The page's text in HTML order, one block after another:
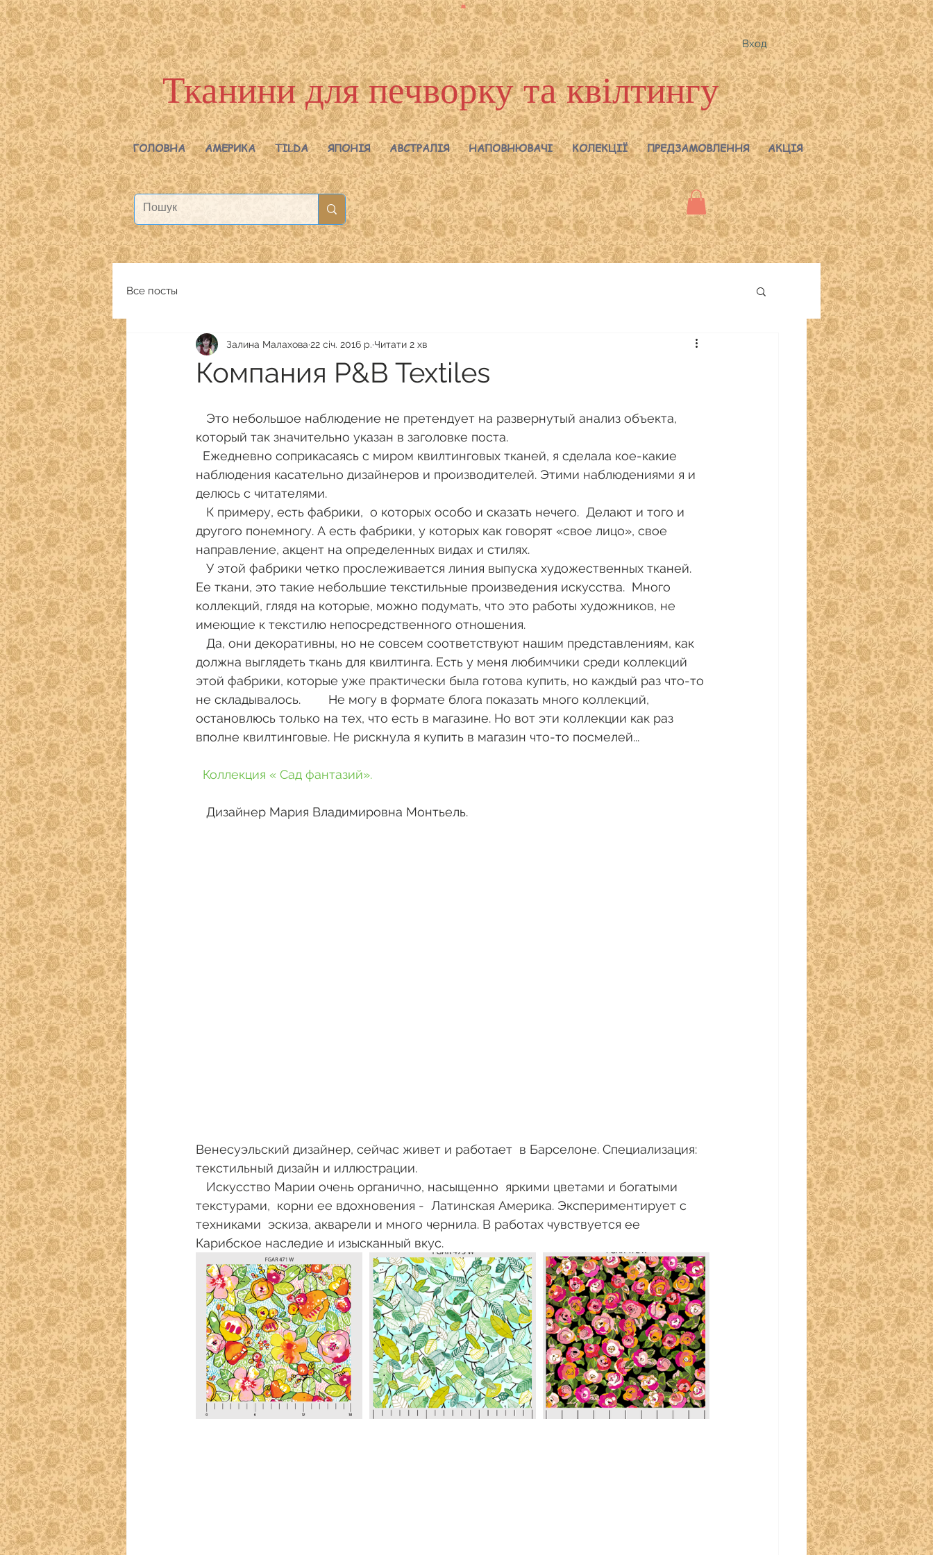
Вход
Тканини для печворку та квілтингу
ГОЛОВНА АМЕРИКА TILDA ЯПОНІЯ АВСТРАЛІЯ НАПОВНЮВАЧІ КОЛЕКЦІЇ ПРЕДЗАМОВЛЕННЯ АКЦІЯ
Все посты
Компания P&B Textiles
Залина Малахова 22 січ. 2016 р. Читати 2 хв
который так значительно указан в заголовке поста.
наблюдения касательно дизайнеров и производителей. Этими наблюдениями я и
делюсь с читателями.
другого понемногу. А есть фабрики, у которых как говорят «свое лицо», свое
направление, акцент на определенных видах и стилях.
Ее ткани, это такие небольшие текстильные произведения искусства.  Много
коллекций, глядя на которые, можно подумать, что это работы художников, не
имеющие к текстилю непосредственного отношения.
должна выглядеть ткань для квилтинга. Есть у меня любимчики среди коллекций
этой фабрики, которые уже практически была готова купить, но каждый раз что-то
не складывалось.        Не могу в формате блога показать много коллекций,
остановлюсь только на тех, что есть в магазине. Но вот эти коллекции как раз
вполне квилтинговые. Не рискнула я купить в магазин что-то посмелей...
Коллекция « Сад фантазий».
   Дизайнер Мария Владимировна Монтьель.
Венесуэльский дизайнер, сейчас живет и работает  в Барселоне. Специализация:
текстильный дизайн и иллюстрации.
текстурами,  корни ее вдохновения -  Латинская Америка. Экспериментирует с
техниками  эскиза, акварели и много чернила. В работах чувствуется ее
Карибское наследие и изысканный вкус.